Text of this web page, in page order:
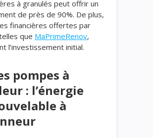
à granulés peut offrir un
de près de 90%. De plus,
financières offertes par
que MaPrimeRenov,
l’investissement initial.
pompes à
: l’énergie
à